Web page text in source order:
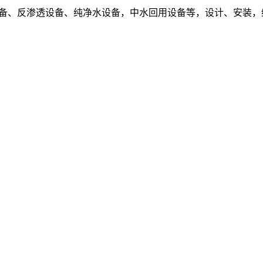
反渗透设备、纯净水设备，中水回用设备等，设计、安装，